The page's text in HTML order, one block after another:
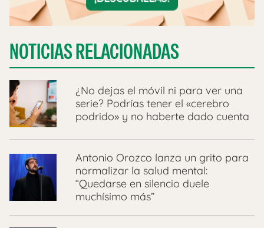
NOTICIAS RELACIONADAS
¿No dejas el móvil ni para ver una
serie? Podrías tener el «cerebro
podrido» y no haberte dado cuenta
Antonio Orozco lanza un grito para
normalizar la salud mental:
“Quedarse en silencio duele
muchísimo más”